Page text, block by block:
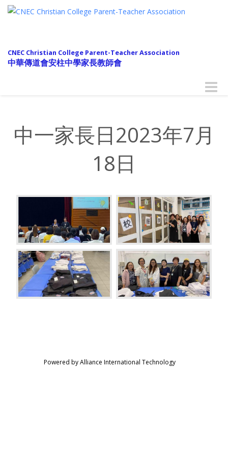
CNEC Christian College Parent-Teacher Association
中華傳道會安柱中學家長教師會
Toggle
中一家長日2023年7月
18日
Powered by Alliance International Technology